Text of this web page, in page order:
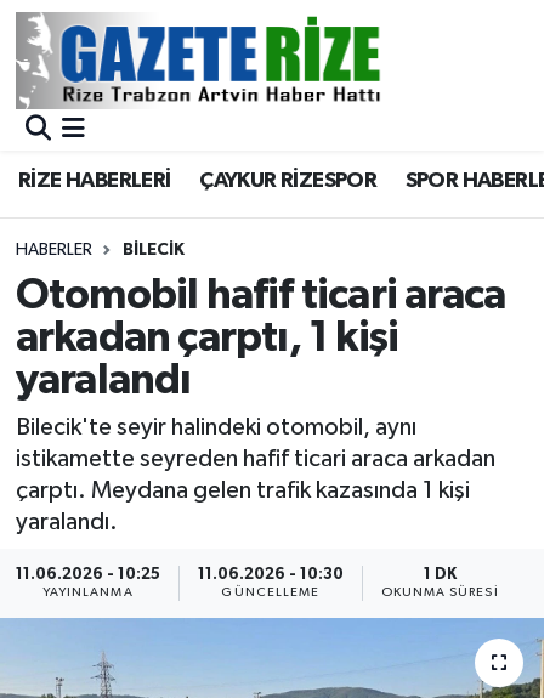
RİZE HABERLERİ ÇAYKUR RİZESPOR SPOR
HABERLER BILECIK
Otomobil hafif ticari araca
arkadan çarptı, 1 kişi
yaralandı
Bilecik'te seyir halindeki otomobil, aynı
istikamette seyreden hafif ticari araca arkadan
çarptı. Meydana gelen trafik kazasında 1 kişi
yaralandı.
11.06.2026 - 10:25
YAYINLANMA
11.06.2026 - 10:30
GÜNCELLEME
1 DK
OKUNMA SÜRESI
BÖLGEMİZ
Asayiş
Rize Jandarma Komutanlığı
Bilim Teknoloji
Advertising news
Canlı Maç
ÇEVRE
Dış Haberler
Merkez Nöbetçi Eczaneler
Merkez Trafik Yoğunluk Haritası
Süper Lig Puan Durumu ve Fikstür
Tüm Manşetler
Haber Arşivi